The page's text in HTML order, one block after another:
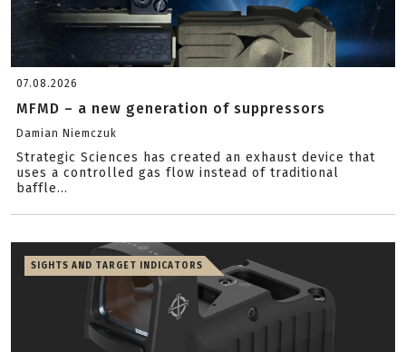
07.08.2026
MFMD – a new generation of suppressors
Damian Niemczuk
Strategic Sciences has created an exhaust device that
uses a controlled gas flow instead of traditional
baffle...
SIGHTS AND TARGET INDICATORS